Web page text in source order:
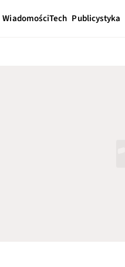
WiadomościTech Publicystyka